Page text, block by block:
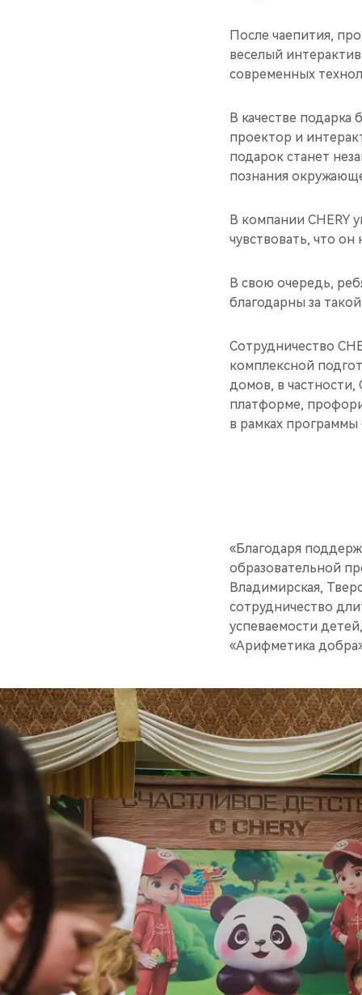
После чаепития,
веселый
современных
В качестве
проектор и
подарок станет
познания
В компании CHERY
чувствовать, что
В свою очередь,
благодарны за
Сотрудничество
комплексной
домов, в
платформе,
в рамках
«Благодаря
образовательной
Владимирская,
сотрудничество
успеваемости
«Арифметика